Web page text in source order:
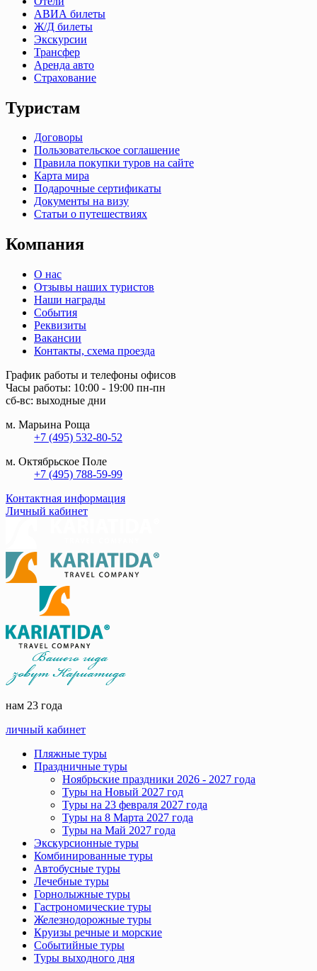
АВИА билеты
Ж/Д билеты
Экскурсии
Трансфер
Аренда авто
Страхование
Туристам
Договоры
Пользовательское соглашение
Правила покупки туров на сайте
Карта мира
Подарочные сертификаты
Документы на визу
Статьи о путешествиях
Компания
О нас
Отзывы наших туристов
Наши награды
События
Реквизиты
Вакансии
Контакты, схема проезда
График работы и телефоны офисов
Часы работы: 10:00 - 19:00 пн-пн
сб-вс: выходные дни
м. Марьина Роща
+7 (495) 532-80-52
м. Октябрьское Поле
+7 (495) 788-59-99
Контактная информация
Личный кабинет
нам 23 года
личный кабинет
Пляжные туры
Праздничные туры
Ноябрьские праздники 2026 - 2027 года
Туры на Новый 2027 год
Туры на 23 февраля 2027 года
Туры на 8 Марта 2027 года
Туры на Май 2027 года
Экскурсионные туры
Комбинированные туры
Автобусные туры
Лечебные туры
Горнолыжные туры
Гастрономические туры
Железнодорожные туры
Круизы речные и морские
Событийные туры
Туры выходного дня